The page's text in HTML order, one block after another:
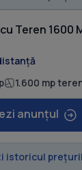
Teren 1600
1.600 mp
anunțul
istoricul